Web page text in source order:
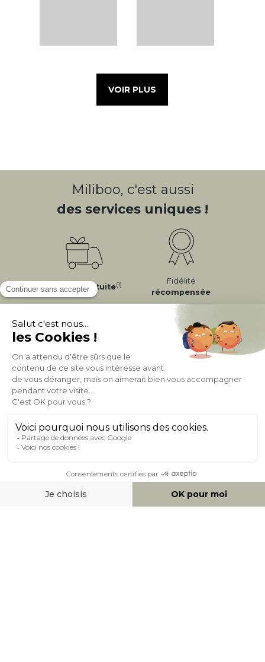
VOIR PLUS
Miliboo, c'est aussi
des services uniques !
LivraisonGratuite(1)
Fidélité
récompensée
Expéditionen
24/72h
Appel gratuit
0 20 88 04 14
À PROPOS DE MILIBOO